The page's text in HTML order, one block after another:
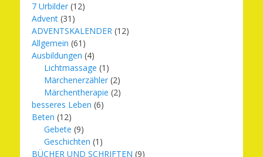
7 Urbilder (12)
Advent (31)
ADVENTSKALENDER (12)
Allgemein (61)
Ausbildungen (4)
Lichtmassage (1)
Märchenerzähler (2)
Märchentherapie (2)
besseres Leben (6)
Beten (12)
Gebete (9)
Geschichten (1)
BÜCHER UND SCHRIFTEN (9)